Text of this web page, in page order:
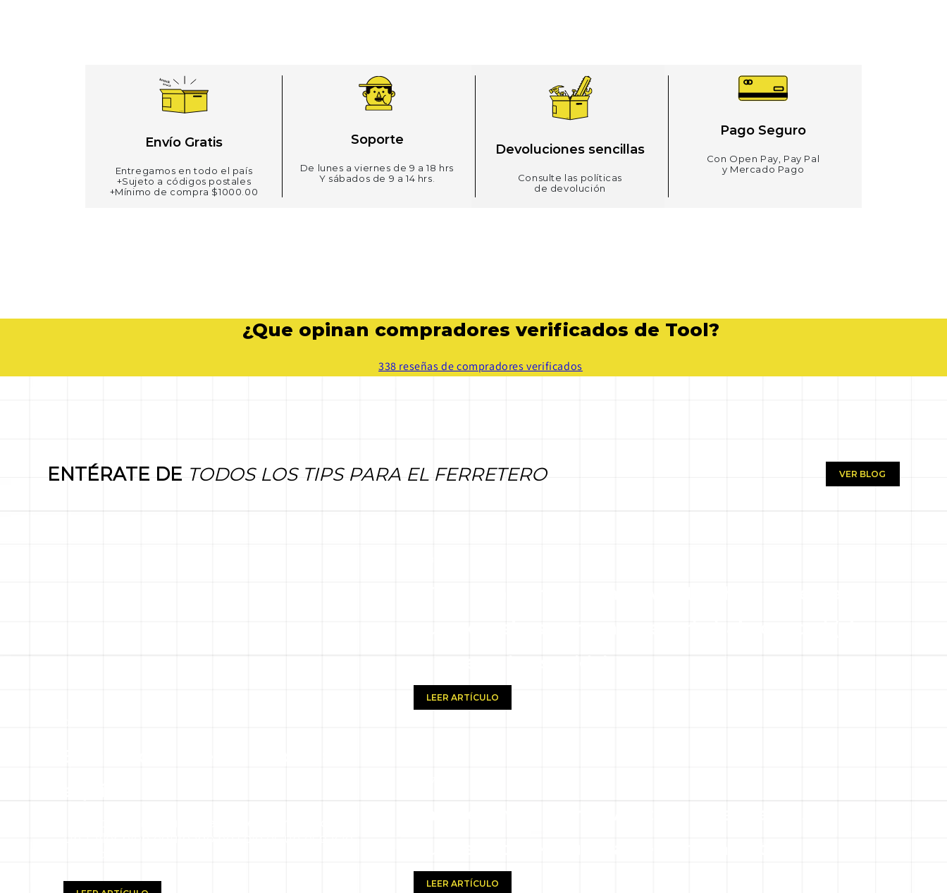
Envío Gratis
Entregamos en todo el país
+Sujeto a códigos postales
+Mínimo de compra $1000.00
Soporte
De lunes a viernes de 9 a 18 hrs
Y sábados de 9 a 14 hrs.
Devoluciones sencillas
Consulte las políticas
de devolución
Pago Seguro
Con Open Pay, Pay Pal
y Mercado Pago
¿Que opinan compradores verificados de Tool?
338 reseñas de compradores verificados
ENTÉRATE DE TODOS LOS TIPS PARA EL FERRETERO VER BLOG
romperte la espalda)
LEER ARTÍCULO
LEER ARTÍCULO